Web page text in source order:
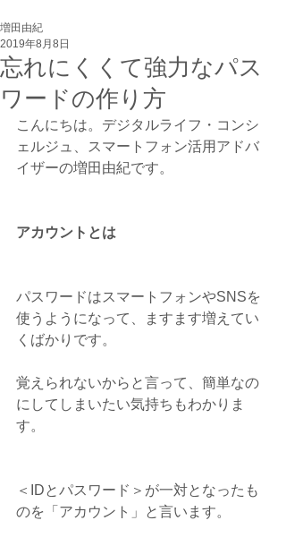
忘れにくくて強力なパス
ワードの作り方
増田由紀
2019年8月8日
こんにちは。デジタルライフ・コンシ
ェルジュ、スマートフォン活用アドバ
イザーの増田由紀です。
アカウントとは
パスワードはスマートフォンやSNSを
使うようになって、ますます増えてい
くばかりです。
覚えられないからと言って、簡単なの
にしてしまいたい気持ちもわかりま
す。
＜IDとパスワード＞が一対となったも
のを「アカウント」と言います。